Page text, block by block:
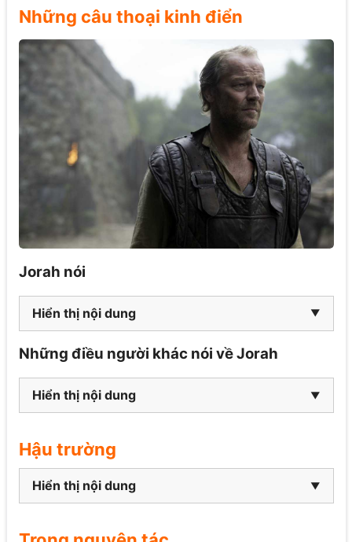
Những câu thoại kinh điển
Jorah nói
Hiển thị nội dung
Những điều người khác nói về Jorah
Hiển thị nội dung
Hậu trường
Hiển thị nội dung